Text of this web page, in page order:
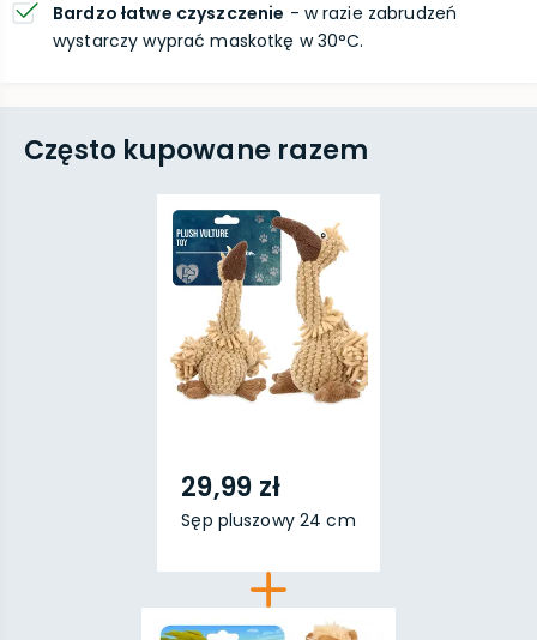
Bardzo łatwe czyszczenie - w razie zabrudzeń
wystarczy wyprać maskotkę w 30°C.
Często kupowane razem
29,99 zł
Sęp pluszowy 24 cm